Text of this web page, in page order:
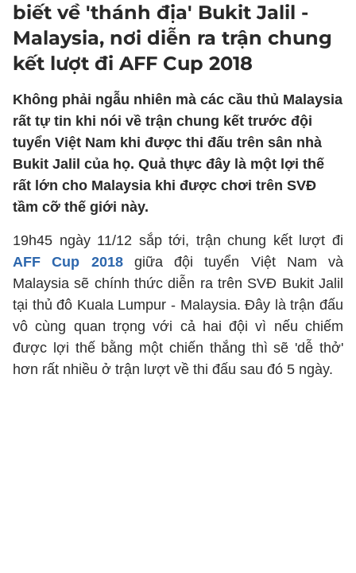
biết về 'thánh địa' Bukit Jalil -
Malaysia, nơi diễn ra trận chung
kết lượt đi AFF Cup 2018
Không phải ngẫu nhiên mà các cầu thủ Malaysia
rất tự tin khi nói về trận chung kết trước đội
tuyển Việt Nam khi được thi đấu trên sân nhà
Bukit Jalil của họ. Quả thực đây là một lợi thế
rất lớn cho Malaysia khi được chơi trên SVĐ
tầm cỡ thế giới này.
19h45 ngày 11/12 sắp tới, trận chung kết lượt đi
AFF Cup 2018
giữa đội tuyển Việt Nam và
Malaysia sẽ chính thức diễn ra trên SVĐ Bukit Jalil
tại thủ đô Kuala Lumpur - Malaysia. Đây là trận đấu
vô cùng quan trọng với cả hai đội vì nếu chiếm
được lợi thế bằng một chiến thắng thì sẽ 'dễ thở'
hơn rất nhiều ở trận lượt về thi đấu sau đó 5 ngày.